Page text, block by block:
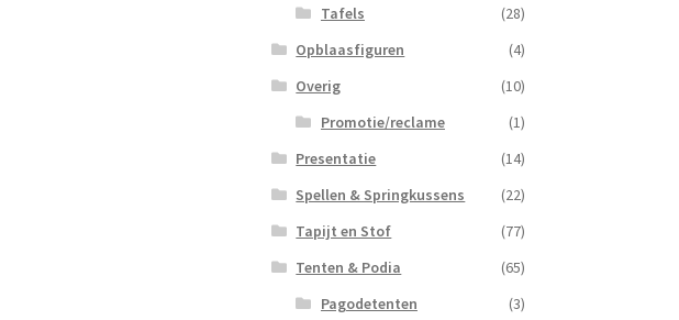
Tafels
(28)
Opblaasfiguren
(4)
Overig
(10)
Promotie/reclame
(1)
Presentatie
(14)
Spellen & Springkussens
(22)
Tapijt en Stof
(77)
Tenten & Podia
(65)
Pagodetenten
(3)